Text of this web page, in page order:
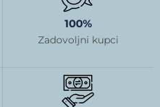
100%
Zadovoljni kupci